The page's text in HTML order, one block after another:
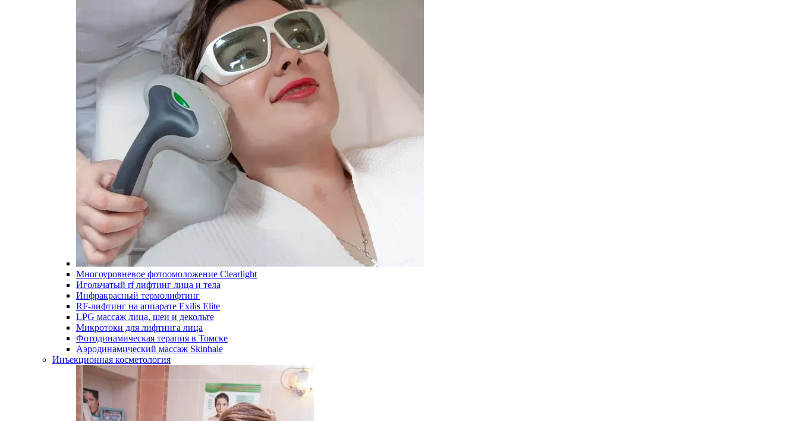
Многоуровневое фотоомоложение Clearlight
Игольчатый rf лифтинг лица и тела
Инфракрасный термолифтинг
RF-лифтинг на аппарате Exilis Elite
LPG массаж лица, шеи и декольте
Микротоки для лифтинга лица
Фотодинамическая терапия в Томске
Аэродинамический массаж Skinhale
Инъекционная косметология